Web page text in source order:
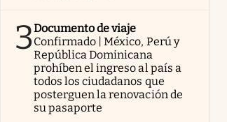
3Documento de viaje
Confirmado | México, Perú y
República Dominicana
prohíben el ingreso al país a
todos los ciudadanos que
posterguen la renovación de
su pasaporte